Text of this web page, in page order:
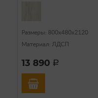
Размеры: 800х480х2120
Материал: ЛДСП
13 890 a